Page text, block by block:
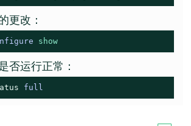
更改：
show
否运行正常：
full